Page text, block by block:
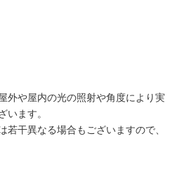
外や屋内の光の照射や角度により実
います。
若干異なる場合もございますので、